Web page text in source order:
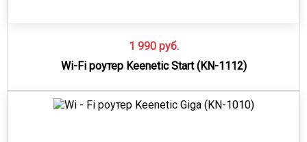
1 990 руб.
Wi-Fi роутер Keenetic Start (KN-1112)